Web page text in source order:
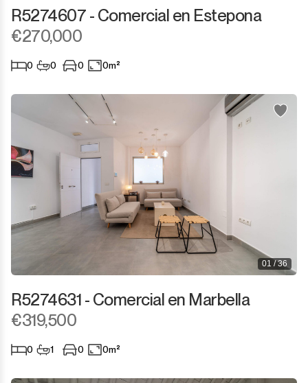
R5274607 - Comercial en Estepona
€270,000
0 0 0 0m²
01 / 36
R5274631 - Comercial en Marbella
€319,500
0 1 0 0m²